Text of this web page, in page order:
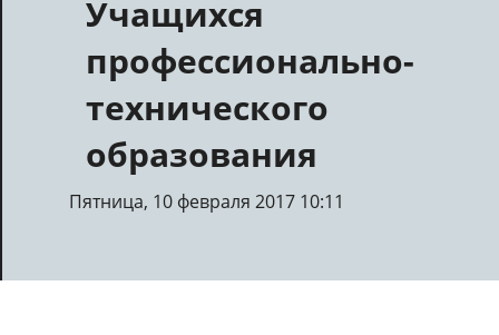
Учащихся
профессионально-
технического
образования
Пятница, 10 февраля 2017 10:11